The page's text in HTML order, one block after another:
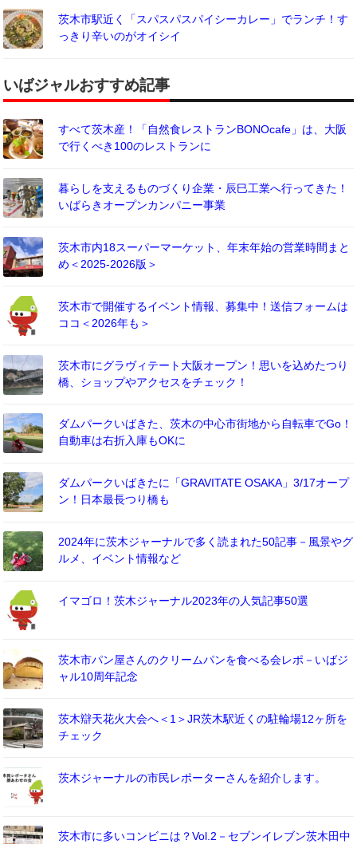
茨木市駅近く「スパスパスパイシーカレー」でランチ！す
っきり辛いのがオイシイ
いばジャルおすすめ記事
すべて茨木産！「自然食レストランBONOcafe」は、大阪
で行くべき100のレストランに
暮らしを支えるものづくり企業・辰巳工業へ行ってきた！
いばらきオープンカンパニー事業
茨木市内18スーパーマーケット、年末年始の営業時間まと
め＜2025-2026版＞
茨木市で開催するイベント情報、募集中！送信フォームは
ココ＜2026年も＞
茨木市にグラヴィテート大阪オープン！思いを込めたつり
橋、ショップやアクセスをチェック！
ダムパークいばきた、茨木の中心市街地から自転車でGo！
自動車は右折入庫もOKに
ダムパークいばきたに「GRAVITATE OSAKA」3/17オープ
ン！日本最長つり橋も
2024年に茨木ジャーナルで多く読まれた50記事－風景やグ
ルメ、イベント情報など
イマゴロ！茨木ジャーナル2023年の人気記事50選
茨木市パン屋さんのクリームパンを食べる会レポ－いばジ
ャル10周年記念
茨木辯天花火大会へ＜1＞JR茨木駅近くの駐輪場12ヶ所を
チェック
茨木ジャーナルの市民レポーターさんを紹介します。
茨木市に多いコンビニは？Vol.2－セブンイレブン茨木田中